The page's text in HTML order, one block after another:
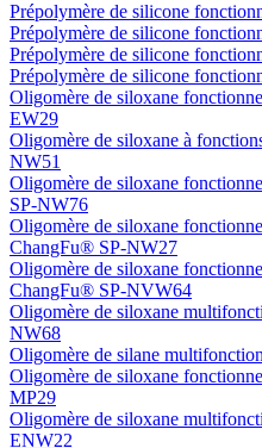
Prépolymère de silicone
Prépolymère de silicone
Prépolymère de silicone
Prépolymère de silicone
Oligomère de siloxane
EW29
Oligomère de siloxane à
NW51
Oligomère de siloxane
SP-NW76
Oligomère de siloxane
ChangFu® SP-NW27
Oligomère de siloxane
ChangFu® SP-NVW64
Oligomère de siloxane
NW68
Oligomère de silane
Oligomère de siloxane
MP29
Oligomère de siloxane
ENW22